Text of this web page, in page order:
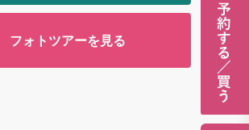
フォトツアーを見る